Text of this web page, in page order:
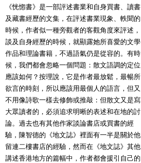
《恍惚書》是一部評述書業和自身買書、讀書
及藏書經歷的文集，在評述書業現象、軼聞的
時候，作者似一種旁觀者的客觀角度來評述，
談及自身經歷的時候，就顯露她所喜愛的文學
作品和理論書籍，不過語氣仍是從容的。有時
候，我們都會忽略一個問題：散文語調的定位
應該如何？按理說，它是作者最放鬆，最暢所
欲言的時刻，所以應該用最個人的語言，但又
不用像詩歌一樣去修飾或推敲：但散文又是寫
大眾讀者的，必須追求明晰的表述和在地的討
論。過去也有其他作家談論書店或買書的經
驗，陳智德的《地文誌》裡面有一半是關於他
留連二樓書店的經驗，然而在《地文誌》其他
講述香港地方的篇幅中，作者都會援引自己的